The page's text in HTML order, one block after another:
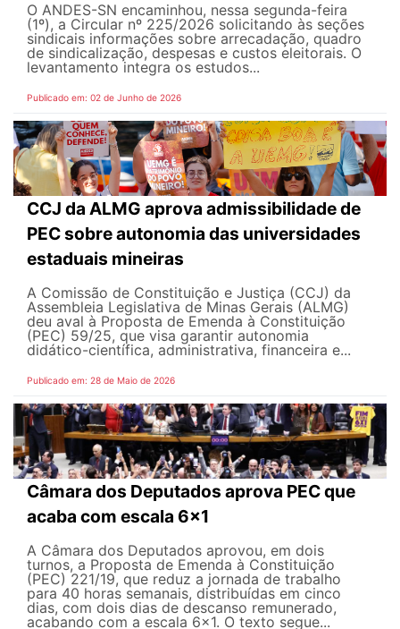
O ANDES-SN encaminhou, nessa segunda-feira
(1º), a Circular nº 225/2026 solicitando às seções
sindicais informações sobre arrecadação, quadro
de sindicalização, despesas e custos eleitorais. O
levantamento integra os estudos...
Publicado em: 02 de Junho de 2026
CCJ da ALMG aprova admissibilidade de
PEC sobre autonomia das universidades
estaduais mineiras
A Comissão de Constituição e Justiça (CCJ) da
Assembleia Legislativa de Minas Gerais (ALMG)
deu aval à Proposta de Emenda à Constituição
(PEC) 59/25, que visa garantir autonomia
didático-científica, administrativa, financeira e...
Publicado em: 28 de Maio de 2026
Câmara dos Deputados aprova PEC que
acaba com escala 6x1
A Câmara dos Deputados aprovou, em dois
turnos, a Proposta de Emenda à Constituição
(PEC) 221/19, que reduz a jornada de trabalho
para 40 horas semanais, distribuídas em cinco
dias, com dois dias de descanso remunerado,
acabando com a escala 6x1. O texto segue...